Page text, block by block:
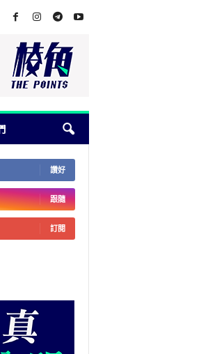
讚好
跟隨
訂閱